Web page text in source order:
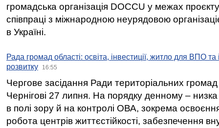
громадська організація DOCCU у межах
співпраці з міжнародною неурядовою
в Україні.
Рада громад області: освіта, інвестиції, житло для ВПО
розвитку
16:55
Чергове засідання Ради територіальних громад
Чернігові 27 липня. На порядку денному –
в полі зору й на контролі ОВА, зокрема освоєння
робота центрів життєстійкості, забезпечення